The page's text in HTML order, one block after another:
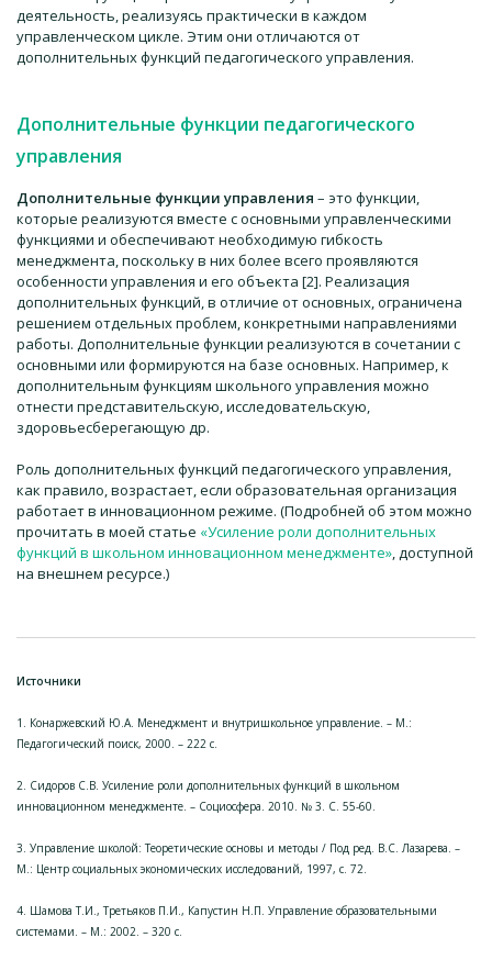
деятельность, реализуясь практически в каждом
управленческом цикле. Этим они отличаются от
дополнительных функций педагогического управления.
Дополнительные функции педагогического
управления
Дополнительные функции управления – это функции,
которые реализуются вместе с основными управленческими
функциями и обеспечивают необходимую гибкость
менеджмента, поскольку в них более всего проявляются
особенности управления и его объекта [2]. Реализация
дополнительных функций, в отличие от основных, ограничена
решением отдельных проблем, конкретными направлениями
работы. Дополнительные функции реализуются в сочетании с
основными или формируются на базе основных. Например, к
дополнительным функциям школьного управления можно
отнести представительскую, исследовательскую,
здоровьесберегающую др.
Роль дополнительных функций педагогического управления,
как правило, возрастает, если образовательная организация
работает в инновационном режиме. (Подробней об этом можно
прочитать в моей статье «Усиление роли дополнительных
функций в школьном инновационном менеджменте», доступной
на внешнем ресурсе.)
Источники
1. Конаржевский Ю.А. Менеджмент и внутришкольное управление. – М.:
Педагогический поиск, 2000. – 222 с.
2. Сидоров С.В. Усиление роли дополнительных функций в школьном
инновационном менеджменте. – Социосфера. 2010. № 3. С. 55-60.
3. Управление школой: Теоретические основы и методы / Под ред. В.С. Лазарева. –
М.: Центр социальных экономических исследований, 1997, с. 72.
4. Шамова Т.И., Третьяков П.И., Капустин Н.П. Управление образовательными
системами. – М.: 2002. – 320 с.